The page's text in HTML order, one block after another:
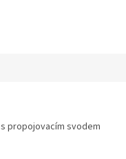
s propojovacím svodem